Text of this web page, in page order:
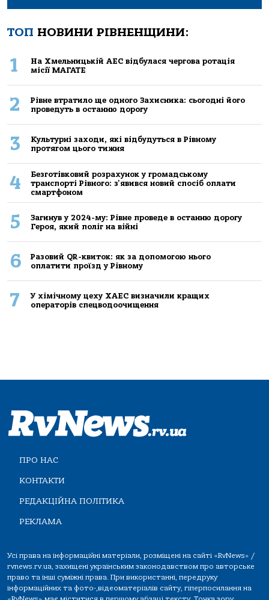
ТОП НОВИНИ РІВНЕНЩИНИ:
1
На Хмельницькій АЕС відбулася чергова ротація
місії МАГАТЕ
2
Рівне втратило ще одного Захисника: сьогодні його
проведуть в останню дорогу
3
Культурні заходи, які відбудуться в Рівному
протягом цього тижня
4
Безготівковий розрахунок у громадському
транспорті Рівного: з'явився новий спосіб оплати
смартфоном
5
Загинув у 2024-му: Рівне проведе в останню дорогу
Героя, який поліг на війні
6
Разовий QR-квиток: як за допомогою нього
оплатити проїзд у Рівному
7
У хімічному цеху ХАЕС визначили кращих
операторів спецводоочищення
ПРО НАС
КОНТАКТИ
РЕДАКЦІЙНА ПОЛІТИКА
РЕКЛАМА
Усі права на інформаційні матеріали, розміщені на сайті «RvNews» /
rvnews.rv.ua, захищені українським законодавством про авторське
право та інші суміжні права. При використанні, передруку
інформаційних та фото-,відеоматеріалів сайту, гіперпосилання на